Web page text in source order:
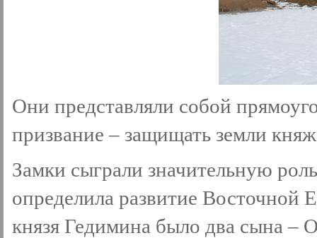
Они представляли собой
призвание – защищать земли
Замки сыграли значительную
определила развитие Восточной
князя Гедимина было два сына –